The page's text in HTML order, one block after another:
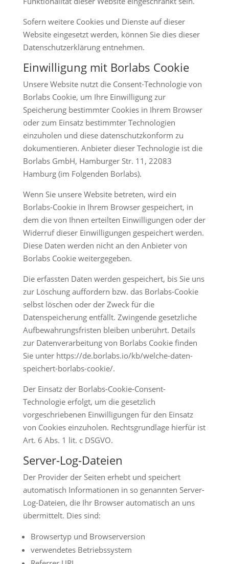
Sofern weitere Cookies und Dienste auf dieser
Website eingesetzt werden, können Sie dies dieser
Datenschutzerklärung entnehmen.
Einwilligung mit Borlabs Cookie
Unsere Website nutzt die Consent-Technologie von
Borlabs Cookie, um Ihre Einwilligung zur
Speicherung bestimmter Cookies in Ihrem Browser
oder zum Einsatz bestimmter Technologien
einzuholen und diese datenschutzkonform zu
dokumentieren. Anbieter dieser Technologie ist die
Borlabs GmbH, Hamburger Str. 11, 22083
Hamburg (im Folgenden Borlabs).
Wenn Sie unsere Website betreten, wird ein
Borlabs-Cookie in Ihrem Browser gespeichert, in
dem die von Ihnen erteilten Einwilligungen oder der
Widerruf dieser Einwilligungen gespeichert werden.
Diese Daten werden nicht an den Anbieter von
Borlabs Cookie weitergegeben.
Die erfassten Daten werden gespeichert, bis Sie uns
zur Löschung auffordern bzw. das Borlabs-Cookie
selbst löschen oder der Zweck für die
Datenspeicherung entfällt. Zwingende gesetzliche
Aufbewahrungsfristen bleiben unberührt. Details
zur Datenverarbeitung von Borlabs Cookie finden
Sie unter https://de.borlabs.io/kb/welche-daten-
speichert-borlabs-cookie/.
Der Einsatz der Borlabs-Cookie-Consent-
Technologie erfolgt, um die gesetzlich
vorgeschriebenen Einwilligungen für den Einsatz
von Cookies einzuholen. Rechtsgrundlage hierfür ist
Art. 6 Abs. 1 lit. c DSGVO.
Server-Log-Dateien
Der Provider der Seiten erhebt und speichert
automatisch Informationen in so genannten Server-
Log-Dateien, die Ihr Browser automatisch an uns
übermittelt. Dies sind:
Browsertyp und Browserversion
verwendetes Betriebssystem